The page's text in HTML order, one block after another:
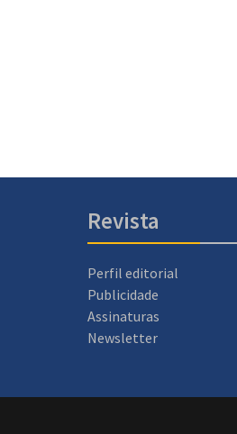
Revista
Perfil editorial
Publicidade
Assinaturas
Newsletter